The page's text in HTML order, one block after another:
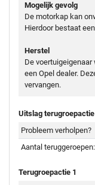
Mogelijk gevolg
De motorkap kan
Hierdoor bestaat
Herstel
De
een Opel dealer.
vervangen.
Uitslag terugroepactie
Probleem verholpen?
Aantal teruggeroepen:
Terugroepactie 1